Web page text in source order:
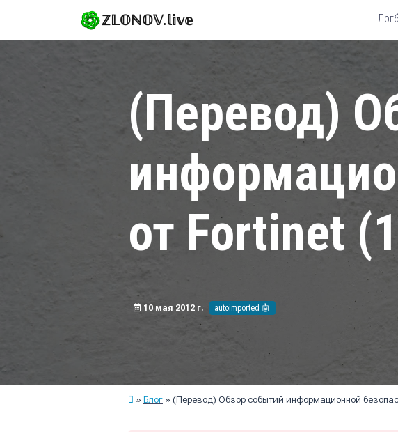
ℤ𝕃𝕆ℕ𝕆𝕍.𝕝𝕚𝕧𝕖
(Перевод)
от Fortinet
10 мая 2012 г. autoimported 🤖
Блог (Перевод) Обзор событий информационной